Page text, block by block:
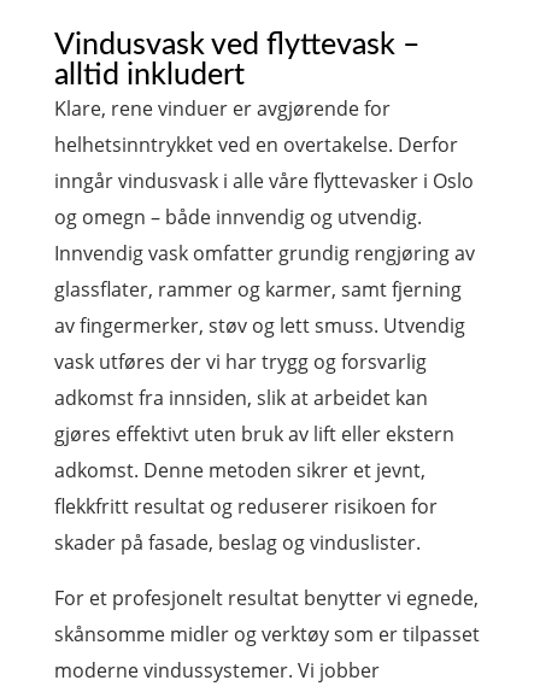
Vindusvask ved flyttevask –
alltid inkludert
Klare, rene vinduer er avgjørende for
helhetsinntrykket ved en overtakelse. Derfor
inngår vindusvask i alle våre flyttevasker i Oslo
og omegn – både innvendig og utvendig.
Innvendig vask omfatter grundig rengjøring av
glassflater, rammer og karmer, samt fjerning
av fingermerker, støv og lett smuss. Utvendig
vask utføres der vi har trygg og forsvarlig
adkomst fra innsiden, slik at arbeidet kan
gjøres effektivt uten bruk av lift eller ekstern
adkomst. Denne metoden sikrer et jevnt,
flekkfritt resultat og reduserer risikoen for
skader på fasade, beslag og vinduslister.
For et profesjonelt resultat benytter vi egnede,
skånsomme midler og verktøy som er tilpasset
moderne vindussystemer. Vi jobber